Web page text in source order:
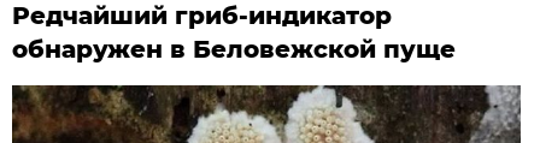
Редчайший гриб-индикатор
обнаружен в Беловежской пуще